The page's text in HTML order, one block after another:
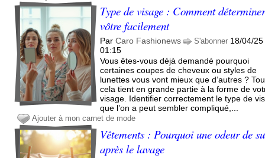
Type de visage : Comment
vôtre facilement
ParCaro Fashionews S'abonner 18/04/25
01:15
Vous êtes-vous déjà demandé pourquoi
certaines coupes de cheveux ou styles de
lunettes vous vont mieux que d’autres ?
cela tient en grande partie à la forme de
visage. Identifier correctement le type de
que l’on a peut sembler compliqué,...
Ajouter à mon carnet de mode
Vêtements : Pourquoi une odeur de
après le lavage